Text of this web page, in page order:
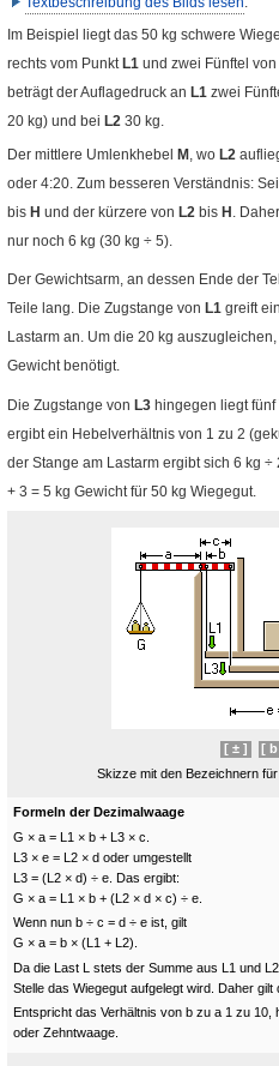
Im Beispiel liegt das 50 kg schwere
rechts vom Punkt L1 und zwei Fünftel von
beträgt der Auflagedruck an L1 zwei
20 kg) und bei L2 30 kg.
Der mittlere Umlenkhebel M, wo L2
oder 4:20. Zum besseren Verständnis:
bis H und der kürzere von L2 bis H.
nur noch 6 kg (30 kg ÷ 5).
Der Gewichtsarm, an dessen Ende der
Teile lang. Die Zugstange von L1 greift
Lastarm an. Um die 20 kg
Gewicht benötigt.
Die Zugstange von L3 hingegen liegt fünf
ergibt ein Hebelverhältnis von 1 zu 2
der Stange am Lastarm ergibt sich 6 kg ÷
+ 3 = 5 kg Gewicht für 50 kg Wiegegut.
[ ± ]
[ b
Skizze mit den Bezeichnern
Formeln der Dezimalwaage
G × a =L1 × b + L3 × c.
L3 × e =L2 × d oder umgestellt
L3 =(L2 × d) ÷e. Das ergibt:
G × a =L1 × b + (L2 × d × c) ÷e.
Wenn nun b ÷c =d ÷e ist, gilt
G × a =b × (L1 + L2)
Da die Last L stets der Summe aus L1 und
Stelle das Wiegegut aufgelegt wird. Daher gilt
Entspricht das Verhältnis von b zu a 1 zu 10,
oder Zehntwaage.